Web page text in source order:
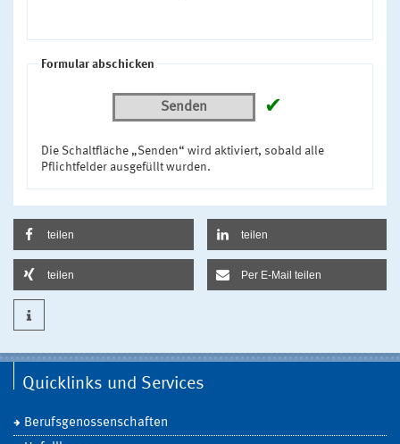
Formular abschicken
Senden ✔
Die Schaltfläche „Senden“ wird aktiviert, sobald alle
Pflichtfelder ausgefüllt wurden.
teilen teilen
teilen Per E-Mail teilen
Quicklinks und Services
Berufsgenossenschaften